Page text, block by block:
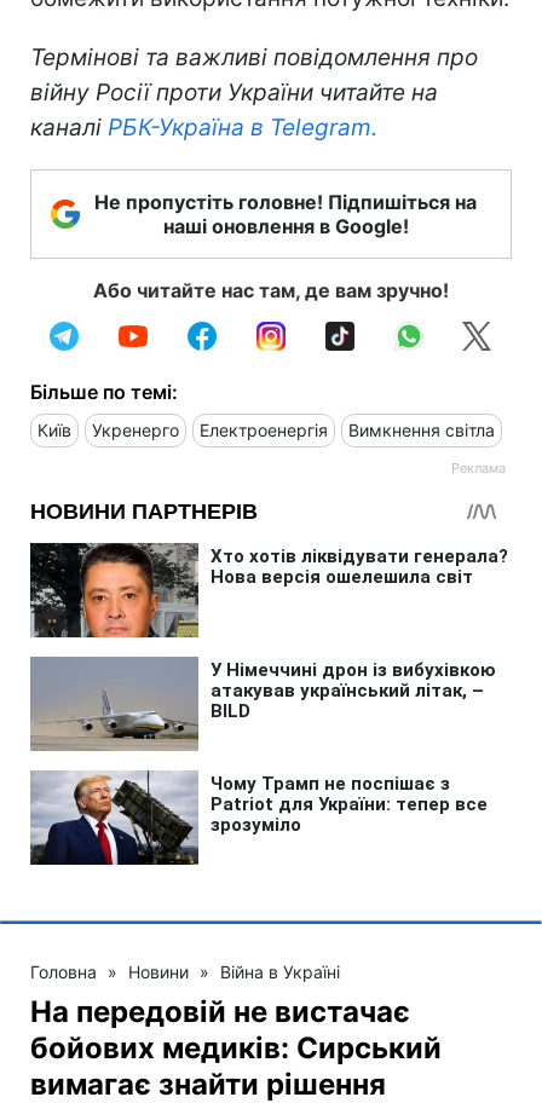
Термінові та важливі повідомлення про
війну Росії проти України читайте на
каналі РБК-Україна в Telegram.
Не пропустіть головне! Підпишіться на
наші оновлення в Google!
Або читайте нас там, де вам зручно!
Більше по темі:
Київ Укренерго Електроенергія Вимкнення світла
Головна » Новини » Війна в Україні
На передовій не вистачає
бойових медиків: Сирський
вимагає знайти рішення